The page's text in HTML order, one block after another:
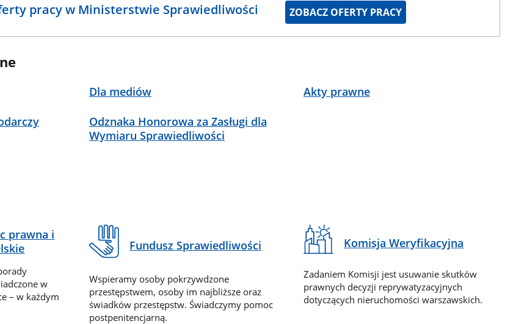
pracy w Ministerstwie Sprawiedliwości ZOBACZ OFERTY PRACY
Dla mediów Akty prawne
Odznaka Honorowa za Zasługi dla
Wymiaru Sprawiedliwości
prawna i
w
– w każdym
Fundusz Sprawiedliwości
Wspieramy osoby pokrzywdzone
przestępstwem, osoby im najbliższe oraz
świadków przestępstw. Świadczymy pomoc
postpenitencjarną.
Komisja Weryfikacyjna
Zadaniem Komisji jest usuwanie skutków
prawnych decyzji reprywatyzacyjnych
dotyczących nieruchomości warszawskich.